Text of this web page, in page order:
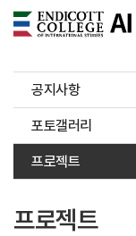
공지사항
포토갤러리
프로젝트
프로젝트